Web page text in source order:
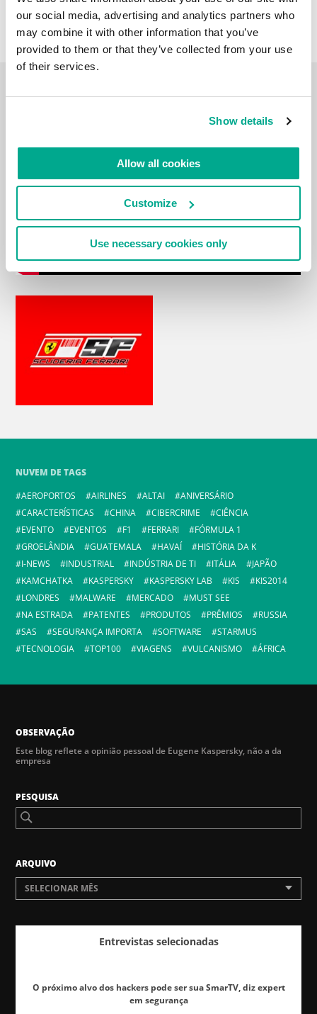
our social media, advertising and analytics partners who
may combine it with other information that you’ve
provided to them or that they’ve collected from your use
of their services.
Show details
Allow all cookies
Customize
Use necessary cookies only
VLOG DE VIAGENS
NUVEM DE TAGS
AEROPORTOS
AIRLINES ALTAI
ANIVERSÁRIO
CARACTERÍSTICAS
CHINA CIBERCRIME
CIÊNCIA
EVENTO
EVENTOS F1 FERRARI
FÓRMULA 1
GROELÂNDIA
GUATEMALA HAVAÍ
HISTÓRIA DA K
I-NEWS
INDUSTRIAL INDÚSTRIA DE TI ITÁLIA
JAPÃO
KAMCHATKA
KASPERSKY KASPERSKY LAB KIS
KIS2014
LONDRES
MALWARE MERCADO
MUST SEE
NA ESTRADA
PATENTES PRODUTOS PRÊMIOS
RUSSIA
SAS
SEGURANÇA IMPORTA SOFTWARE
STARMUS
TECNOLOGIA
TOP100 VIAGENS VULCANISMO ÁFRICA
OBSERVAÇÃO
Este blog reflete a opinião pessoal de Eugene Kaspersky, não a da
empresa
PESQUISA
ARQUIVO
SELECIONAR MÊS
Entrevistas selecionadas
O próximo alvo dos hackers pode ser sua SmarTV, diz expert
em segurança